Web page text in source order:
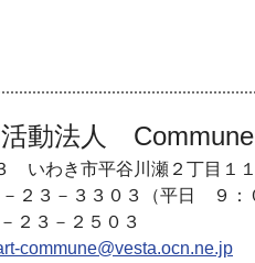
活動法人
いわき市平谷川瀬２丁目１
３－３３０３（平日 ９：０
３－２５０３
commune@vesta.ocn.ne.jp